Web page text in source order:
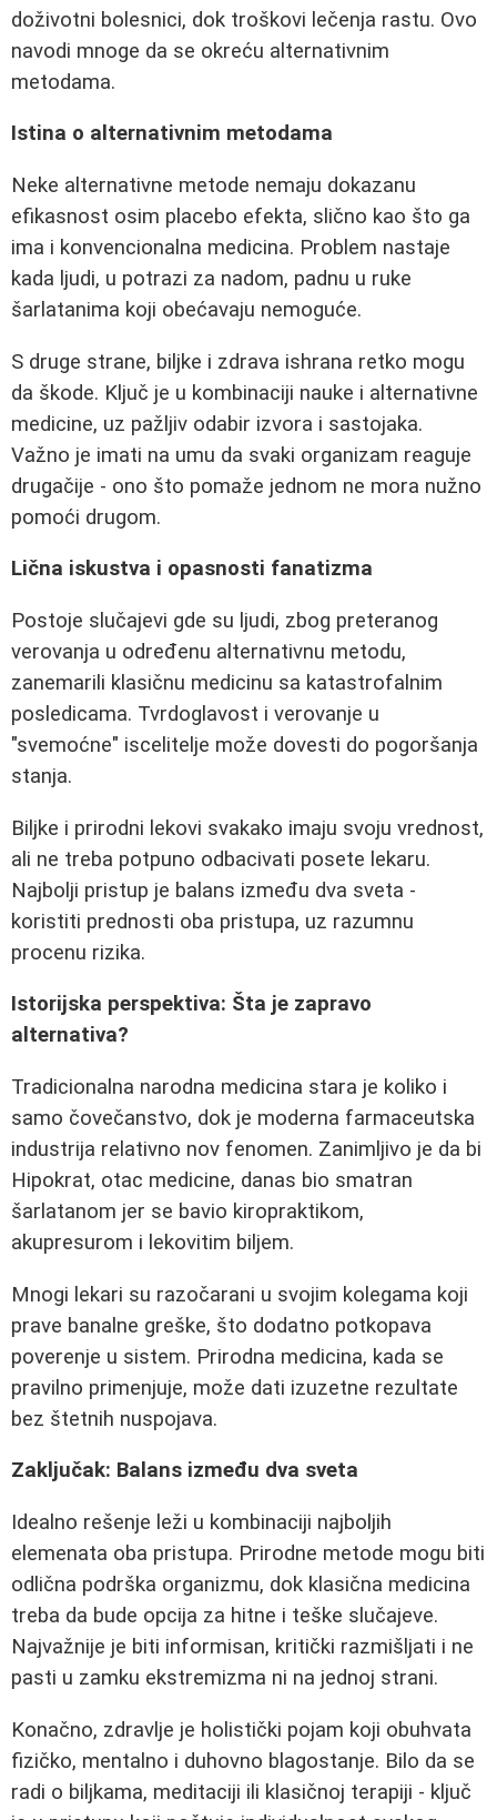
doživotni bolesnici, dok troškovi lečenja rastu. Ovo
navodi mnoge da se okreću alternativnim
metodama.
Istina o alternativnim metodama
Neke alternativne metode nemaju dokazanu
efikasnost osim placebo efekta, slično kao što ga
ima i konvencionalna medicina. Problem nastaje
kada ljudi, u potrazi za nadom, padnu u ruke
šarlatanima koji obećavaju nemoguće.
S druge strane, biljke i zdrava ishrana retko mogu
da škode. Ključ je u kombinaciji nauke i alternativne
medicine, uz pažljiv odabir izvora i sastojaka.
Važno je imati na umu da svaki organizam reaguje
drugačije - ono što pomaže jednom ne mora nužno
pomoći drugom.
Lična iskustva i opasnosti fanatizma
Postoje slučajevi gde su ljudi, zbog preteranog
verovanja u određenu alternativnu metodu,
zanemarili klasičnu medicinu sa katastrofalnim
posledicama. Tvrdoglavost i verovanje u
"svemoćne" iscelitelje može dovesti do pogoršanja
stanja.
Biljke i prirodni lekovi svakako imaju svoju vrednost,
ali ne treba potpuno odbacivati posete lekaru.
Najbolji pristup je balans između dva sveta -
koristiti prednosti oba pristupa, uz razumnu
procenu rizika.
Istorijska perspektiva: Šta je zapravo
alternativa?
Tradicionalna narodna medicina stara je koliko i
samo čovečanstvo, dok je moderna farmaceutska
industrija relativno nov fenomen. Zanimljivo je da bi
Hipokrat, otac medicine, danas bio smatran
šarlatanom jer se bavio kiropraktikom,
akupresurom i lekovitim biljem.
Mnogi lekari su razočarani u svojim kolegama koji
prave banalne greške, što dodatno potkopava
poverenje u sistem. Prirodna medicina, kada se
pravilno primenjuje, može dati izuzetne rezultate
bez štetnih nuspojava.
Zaključak: Balans između dva sveta
Idealno rešenje leži u kombinaciji najboljih
elemenata oba pristupa. Prirodne metode mogu biti
odlična podrška organizmu, dok klasična medicina
treba da bude opcija za hitne i teške slučajeve.
Najvažnije je biti informisan, kritički razmišljati i ne
pasti u zamku ekstremizma ni na jednoj strani.
Konačno, zdravlje je holistički pojam koji obuhvata
fizičko, mentalno i duhovno blagostanje. Bilo da se
radi o biljkama, meditaciji ili klasičnoj terapiji - ključ